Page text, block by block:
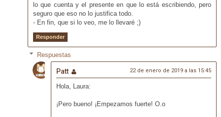
lo que cuenta y el presente en que lo está escribiendo, pero
seguro que eso no lo justifica todo.
- En fin, que si lo veo, me lo llevaré ;)
Responder
Respuestas
Patt 22 de enero de 2019 a las 15:45
Hola, Laura:
¡Pero bueno! ¡Empezamos fuerte! O.o